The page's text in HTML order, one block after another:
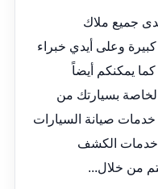
جميع ملاك
كبيرة وعلى أيدي خبراء
يمكنكم أيضاً
بسيارتك من
خدمات صيانة السيارات
خدمات الكشف
من خلال...